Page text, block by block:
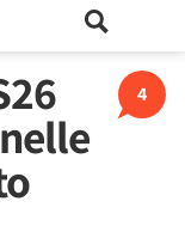
4